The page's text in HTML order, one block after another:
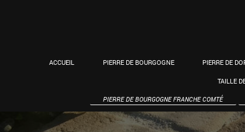
ACCUEIL PIERRE DE BOURGOGNE PIERRE DE
TAILLE
PIERRE DE BOURGOGNE FRANCHE COMTÉ